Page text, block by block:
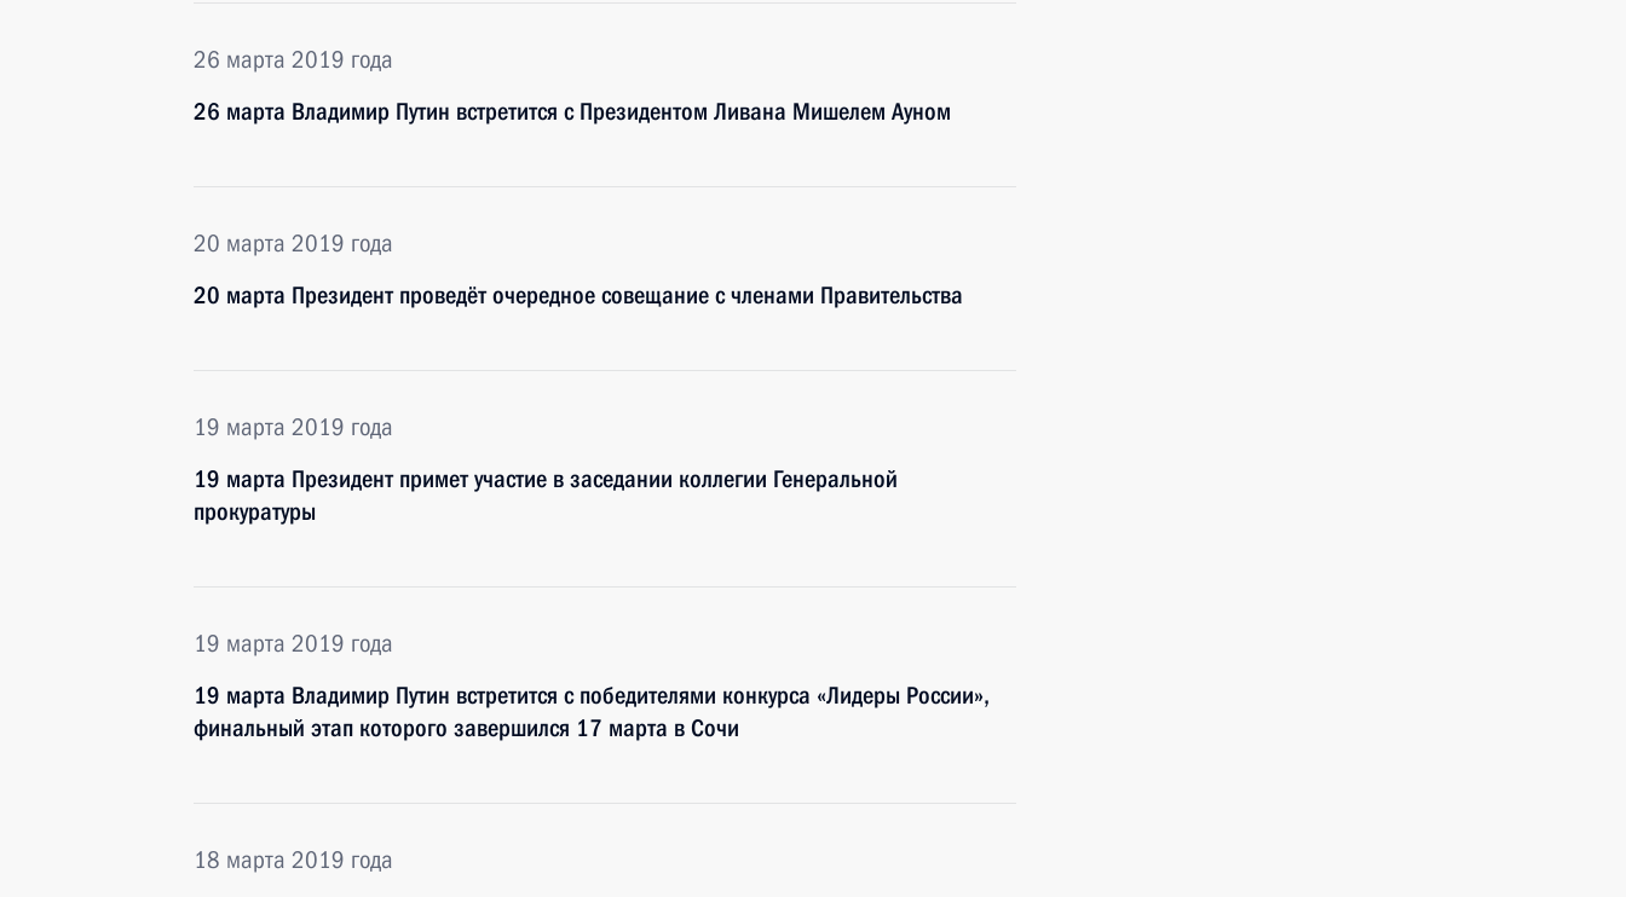
26 марта 2019 года
26 марта Владимир Путин встретится с Президентом Ливана Мишелем Ауном
20 марта 2019 года
20 марта Президент проведёт очередное совещание с членами Правительства
19 марта 2019 года
19 марта Президент примет участие в заседании коллегии Генеральной
прокуратуры
19 марта 2019 года
19 марта Владимир Путин встретится с победителями конкурса «Лидеры России»,
финальный этап которого завершился 17 марта в Сочи
18 марта 2019 года